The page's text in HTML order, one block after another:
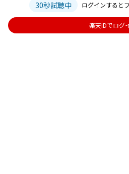
30秒試聴中 ログインすると
楽天IDでログ